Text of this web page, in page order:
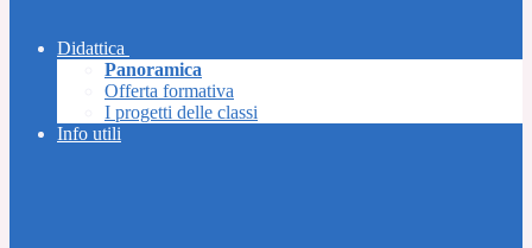
Didattica
Panoramica
Offerta formativa
I progetti delle classi
Info utili